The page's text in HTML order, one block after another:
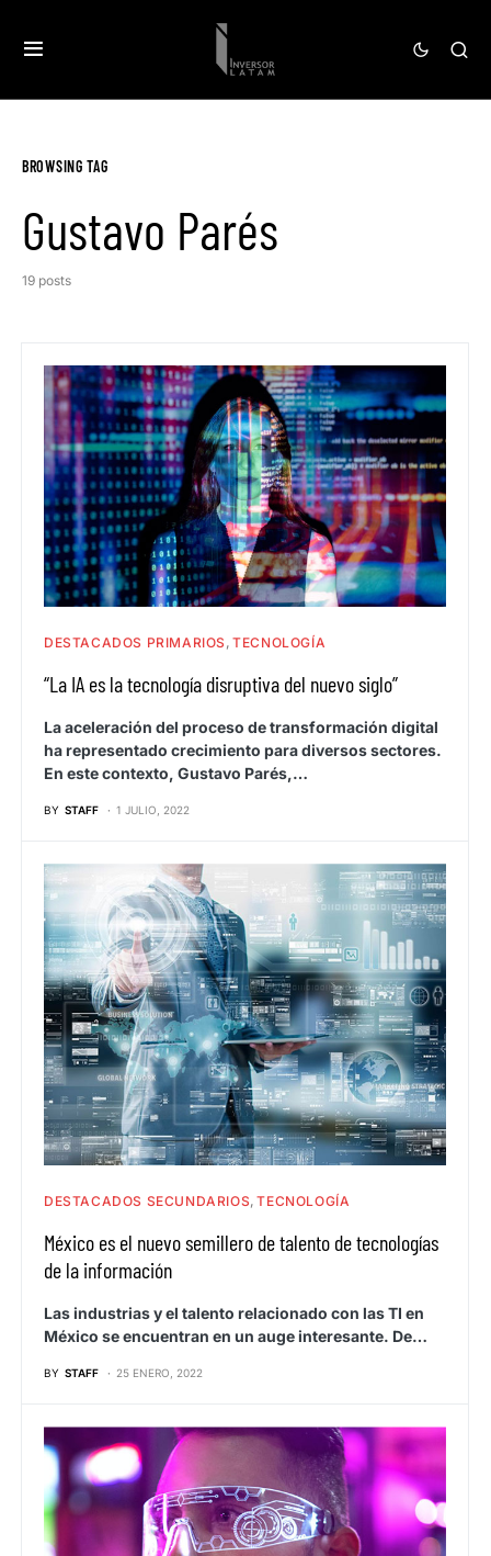
BROWSING TAG
Gustavo Parés
19 posts
DESTACADOS PRIMARIOS TECNOLOGÍA
“La IA es la tecnología disruptiva del nuevo siglo”
La aceleración del proceso de transformación digital
ha representado crecimiento para diversos sectores.
En este contexto, Gustavo Parés,…
BY STAFF 1 JULIO, 2022
DESTACADOS SECUNDARIOS TECNOLOGÍA
México es el nuevo semillero de talento de tecnologías
de la información
Las industrias y el talento relacionado con las TI en
México se encuentran en un auge interesante. De…
BY STAFF 25 ENERO, 2022